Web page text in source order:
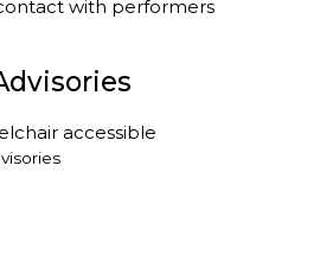
with performers
accessible